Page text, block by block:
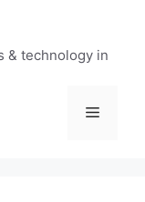
& technology in
Menu